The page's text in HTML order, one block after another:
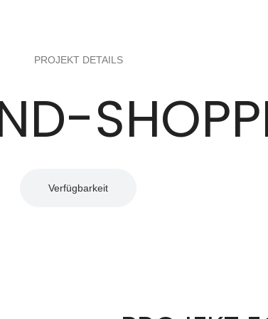
PROJEKT DETAILS
Verfügbarkeit